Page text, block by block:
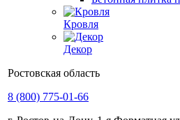
Кровля
Декор
Ростовская область
8 (800) 775-01-66